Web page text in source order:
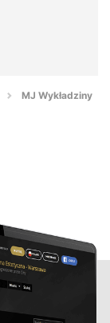
MJ Wykładziny